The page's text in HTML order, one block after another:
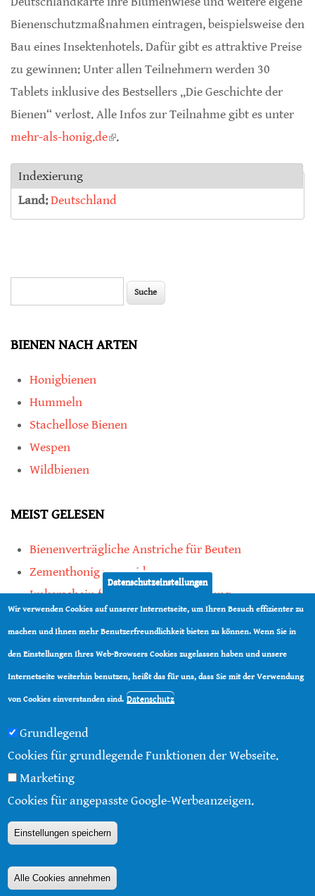
Bienenschutzmaßnahmen eintragen, beispielsweise den
Bau eines Insektenhotels. Dafür gibt es attraktive Preise
zu gewinnen: Unter allen Teilnehmern werden 30
Tablets inklusive des Bestsellers „Die Geschichte der
Bienen“ verlost. Alle Infos zur Teilnahme gibt es unter
mehr-als-honig.de(link is external)
.
Indexierung
Land:Deutschland
BIENEN NACH ARTEN
Honigbienen
Hummeln
Stachellose Bienen
Wespen
Wildbienen
MEIST GELESEN
Bienenverträgliche Anstriche für Beuten
Zementhonig vermeiden
Imkerschein für Honigbienen-Haltung
Kauf von Mittelwänden ist Vertrauenssache
teilen
Datenschutzeinstellungen
Wir verwenden Cookies auf unserer Internetseite, um Ihren Besuch effizienter zu
machen und Ihnen mehr Benutzerfreundlichkeit bieten zu können. Wenn Sie in
den Einstellungen Ihres Web-Browsers Cookies zugelassen haben und unsere
Internetseite weiterhin benutzen, heißt das für uns, dass Sie mit der Verwendung
von Cookies einverstanden sind. Datenschutz
Grundlegend
Cookies für grundlegende Funktionen der Webseite.
Marketing
Cookies für angepasste Google-Werbeanzeigen.
Einstellungen speichern
Alle Cookies annehmen